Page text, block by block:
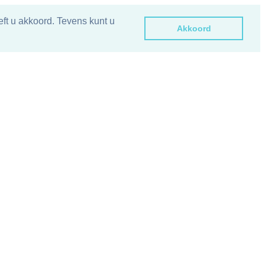
u akkoord. Tevens kunt u
Akkoord